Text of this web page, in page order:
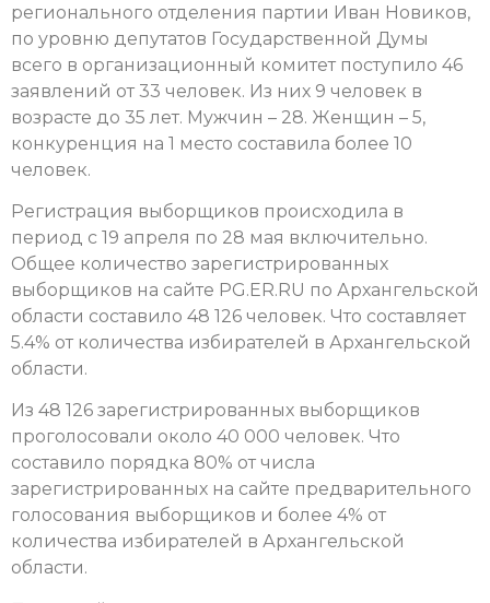
регионального отделения партии Иван Новиков,
по уровню депутатов Государственной Думы
всего в организационный комитет поступило 46
заявлений от 33 человек. Из них 9 человек в
возрасте до 35 лет. Мужчин – 28. Женщин – 5,
конкуренция на 1 место составила более 10
человек.
Регистрация выборщиков происходила в
период с 19 апреля по 28 мая включительно.
Общее количество зарегистрированных
выборщиков на сайте PG.ER.RU по Архангельской
области составило 48 126 человек. Что составляет
5.4% от количества избирателей в Архангельской
области.
Из 48 126 зарегистрированных выборщиков
проголосовали около 40 000 человек. Что
составило порядка 80% от числа
зарегистрированных на сайте предварительного
голосования выборщиков и более 4% от
количества избирателей в Архангельской
области.